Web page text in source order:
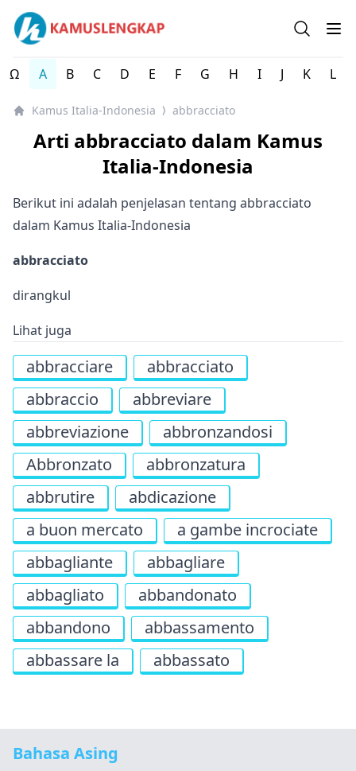
Kamus Lengkap Italia-Indonesia - Kamus Bahasa Italia
Open
Ω A B C D E F G H I J K L
Kamus Italia-Indonesia ⟩ abbracciato
Arti abbracciato dalam Kamus
Italia-Indonesia
Berikut ini adalah penjelasan tentang abbracciato
dalam Kamus Italia-Indonesia
abbracciato
dirangkul
Lihat juga
abbracciare
abbracciato
abbraccio
abbreviare
abbreviazione
abbronzandosi
Abbronzato
abbronzatura
abbrutire
abdicazione
a buon mercato
a gambe incrociate
abbagliante
abbagliare
abbagliato
abbandonato
abbandono
abbassamento
abbassare la
abbassato
Bahasa Asing